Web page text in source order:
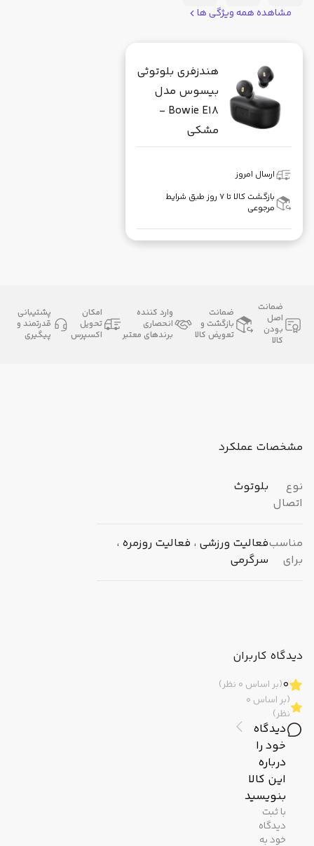
مشاهده همه ویژگی ها
هندزفری بلوتوثی
بیسوس مدل
Bowie E18 -
مشکی
ارسال امروز
بازگشت کالا تا ۷ روز طبق شرایط
مرجوعی
ضمانت
اصل
بودن
کالا
ضمانت
بازگشت و
تعویض کالا
وارد کننده
انحصاری
برندهای معتبر
امکان
تحویل
اکسپرس
پشتیبانی
قدرتمند و
پیگیری
مشخصات عملکرد
نوع
اتصال
بلوتوث
مناسب
برای
فعالیت ورزشی ، فعالیت روزمره ،
سرگرمی
دیدگاه کاربران
0(بر اساس 0 نظر)
(بر اساس 0
نظر)
دیدگاه
خود را
درباره
این کالا
بنویسید
با ثبت
دیدگاه
خود به